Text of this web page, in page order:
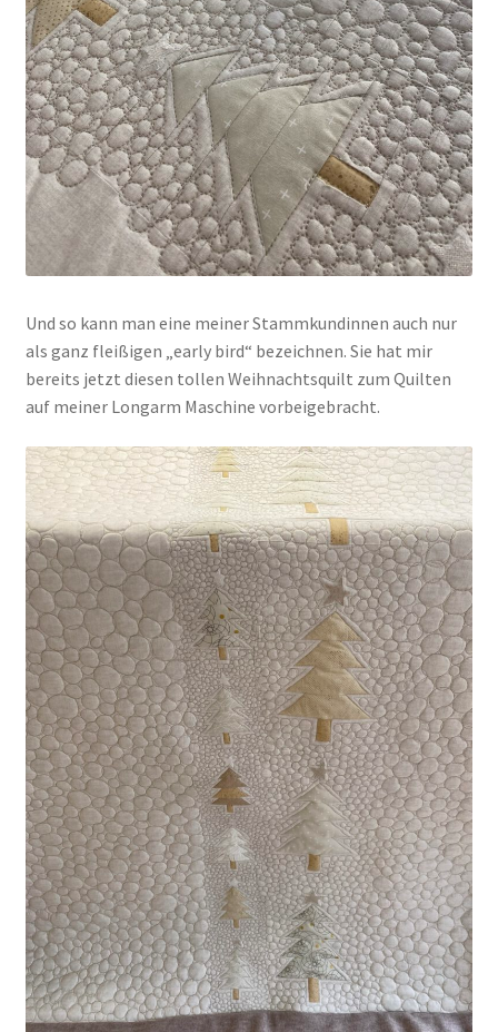
Und so kann man eine meiner Stammkundinnen auch nur
als ganz fleißigen „early bird“ bezeichnen. Sie hat mir
bereits jetzt diesen tollen Weihnachtsquilt zum Quilten
auf meiner Longarm Maschine vorbeigebracht.